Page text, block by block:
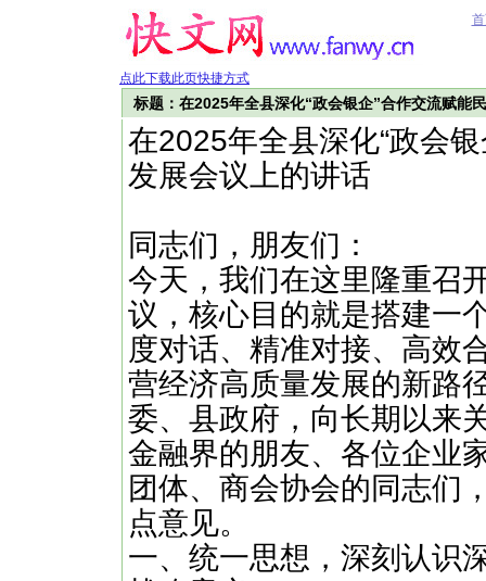
点此下载此页快捷方式
标题：在2025年全县深化“政会银企”合作交流赋能
在2025年全县深化“政会
发展会议上的讲话
同志们，朋友们：
今天，我们在这里隆重召
议，核心目的就是搭建一
度对话、精准对接、高效
营经济高质量发展的新路
委、县政府，向长期以来
金融界的朋友、各位企业
团体、商会协会的同志们
点意见。
一、统一思想，深刻认识